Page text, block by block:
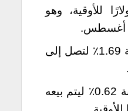
1,958.82 دولارًا للأوقية، وهو
أغسطس.
ارتفعت الفضة بنسبة 1.69٪ لتصل إلى
انخفض البلاتين بنسبة 0.62٪ ليتم بيعه